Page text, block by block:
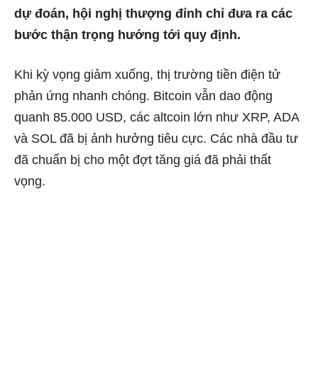
dự đoán, hội nghị thượng đỉnh chỉ đưa ra các
bước thận trọng hướng tới quy định.
Khi kỳ vọng giảm xuống, thị trường tiền điện tử
phản ứng nhanh chóng. Bitcoin vẫn dao động
quanh 85.000 USD, các altcoin lớn như XRP, ADA
và SOL đã bị ảnh hưởng tiêu cực. Các nhà đầu tư
đã chuẩn bị cho một đợt tăng giá đã phải thất
vọng.